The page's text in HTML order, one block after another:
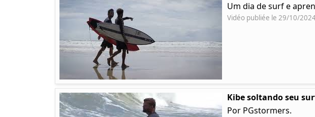
Um dia de surf e
Vidéo publiée le 29/10/
Kibe soltando seu
Por PGstormers.